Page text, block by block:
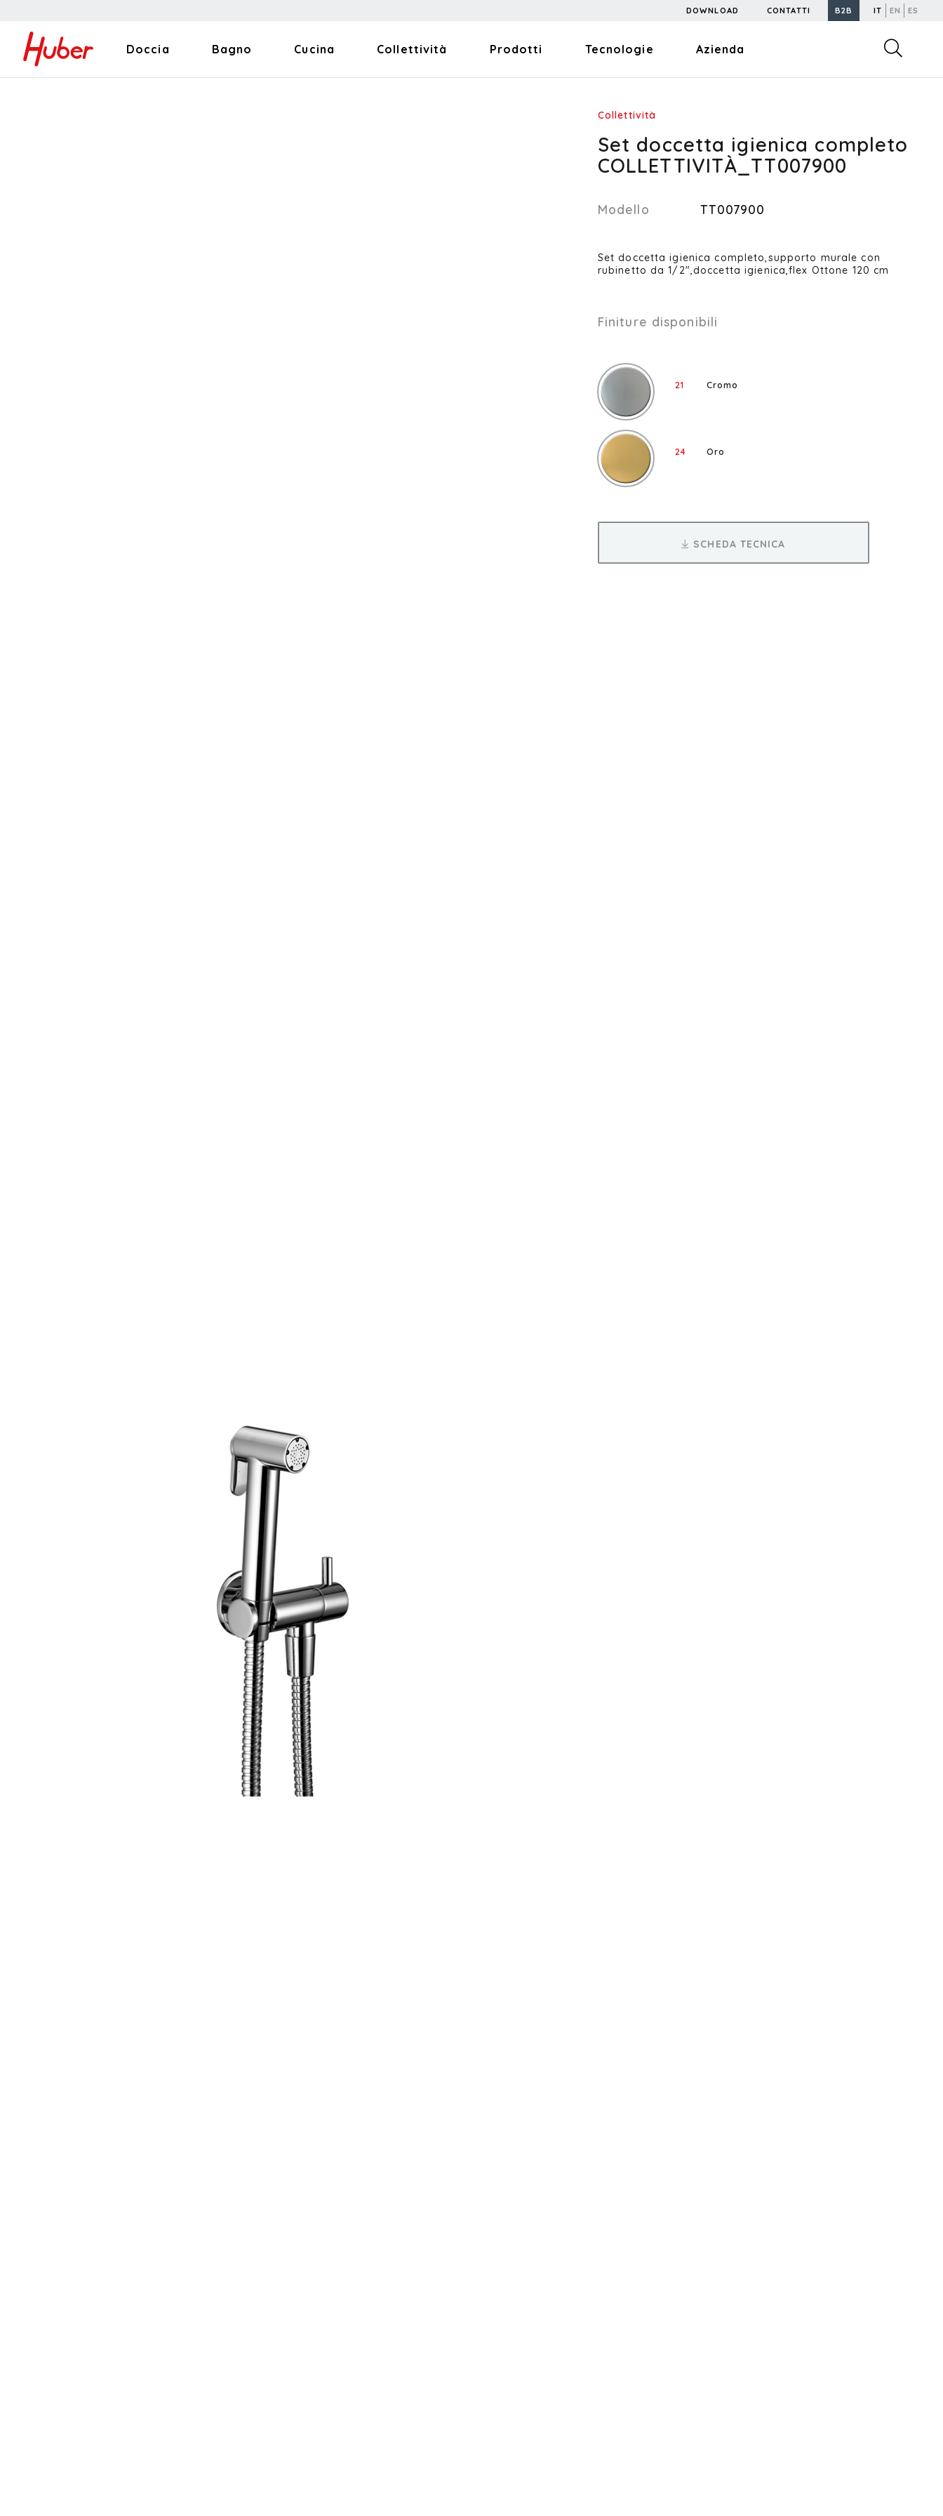
DOWNLOAD CONTATTI B2B IT EN ES
Doccia Bagno Cucina Collettività Prodotti Tecnologie Azienda
Collettività
Set doccetta igienica completo
COLLETTIVITÀ_TT007900
Modello TT007900
Set doccetta igienica completo,supporto murale con
rubinetto da 1/2",doccetta igienica,flex Ottone 120 cm
Finiture disponibili
21 Cromo
24 Oro
SCHEDA TECNICA